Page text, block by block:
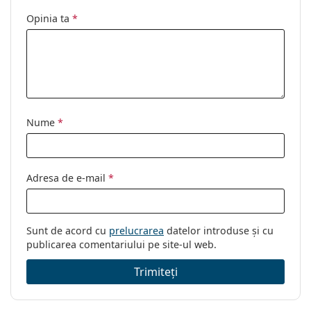
Opinia ta *
Nume *
Adresa de e-mail *
Sunt de acord cu prelucrarea datelor introduse și cu
publicarea comentariului pe site-ul web.
Trimiteți